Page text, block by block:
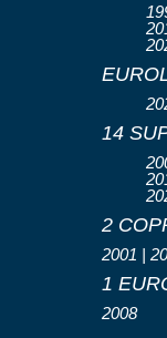
14
2
2001 |
1
2008